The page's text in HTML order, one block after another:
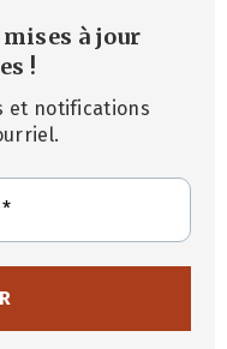
mises à jour
!
et notifications